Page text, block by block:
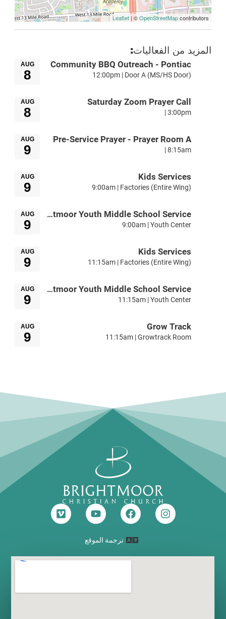
Leaflet| ©OpenStreetMapcontributors
المزيد من الفعاليات:
AUG
8
Community BBQ Outreach - Pontiac
12:00pm | Door A (MS/HS Door)
AUG
8
Saturday Zoom Prayer Call
3:00pm |
AUG
9
Pre-Service Prayer - Prayer Room A
8:15am |
AUG
9
Kids Services
9:00am | Factories (Entire Wing)
AUG
9
Brightmoor Youth Middle School Service
9:00am | Youth Center
AUG
9
Kids Services
11:15am | Factories (Entire Wing)
AUG
9
Brightmoor Youth Middle School Service
11:15am | Youth Center
AUG
9
Grow Track
11:15am | Growtrack Room
ترجمة الموقع